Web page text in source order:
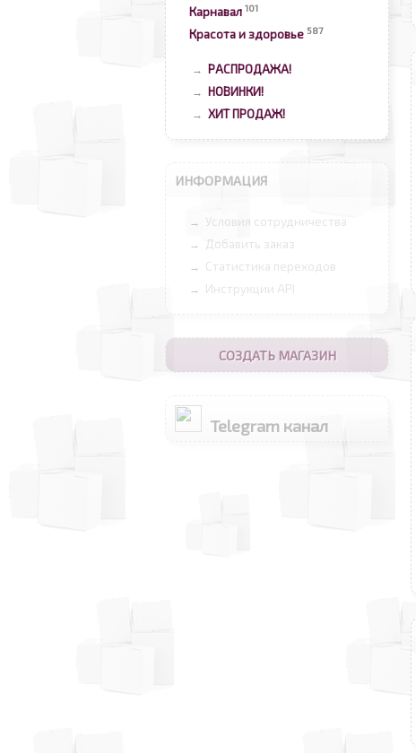
Карнавал 101
Красота и здоровье 587
→ РАСПРОДАЖА!
→ НОВИНКИ!
→ ХИТ ПРОДАЖ!
ИНФОРМАЦИЯ
→ Условия сотрудничества
→ Добавить заказ
→ Статистика переходов
→ Инструкции API
СОЗДАТЬ МАГАЗИН
Telegram канал